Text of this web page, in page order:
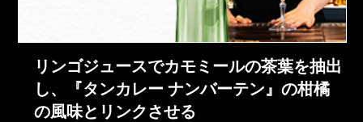
リンゴジュースでカモミールの茶葉を抽出
し、『タンカレー ナンバーテン』の柑橘
の風味とリンクさせる